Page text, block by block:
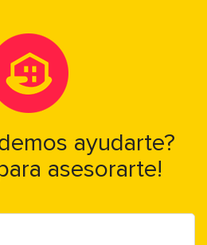
ayudarte?
asesorarte!